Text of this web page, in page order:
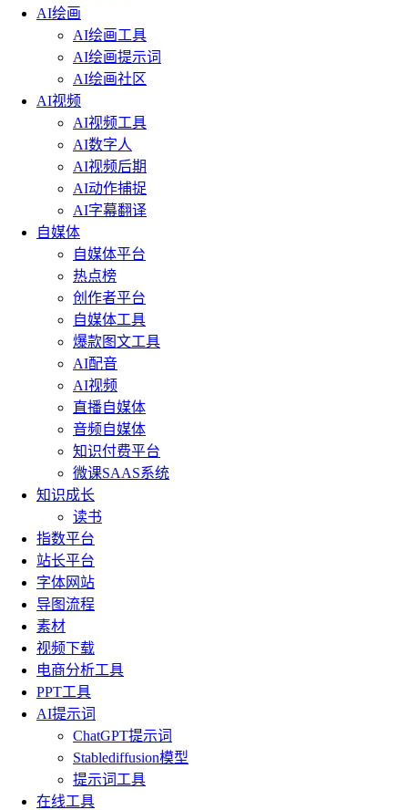
AI绘画
AI绘画工具
AI绘画提示词
AI绘画社区
AI视频
AI视频工具
AI数字人
AI视频后期
AI动作捕捉
AI字幕翻译
自媒体
自媒体平台
热点榜
创作者平台
自媒体工具
爆款图文工具
AI配音
AI视频
直播自媒体
音频自媒体
知识付费平台
微课SAAS系统
知识成长
读书
指数平台
站长平台
字体网站
导图流程
素材
视频下载
电商分析工具
PPT工具
AI提示词
ChatGPT提示词
Stablediffusion模型
提示词工具
在线工具